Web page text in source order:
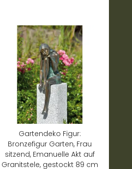
Gartendeko Figur:
Bronzefigur Garten, Frau
sitzend, Emanuelle Akt auf
Granitstele, gestockt 89 cm